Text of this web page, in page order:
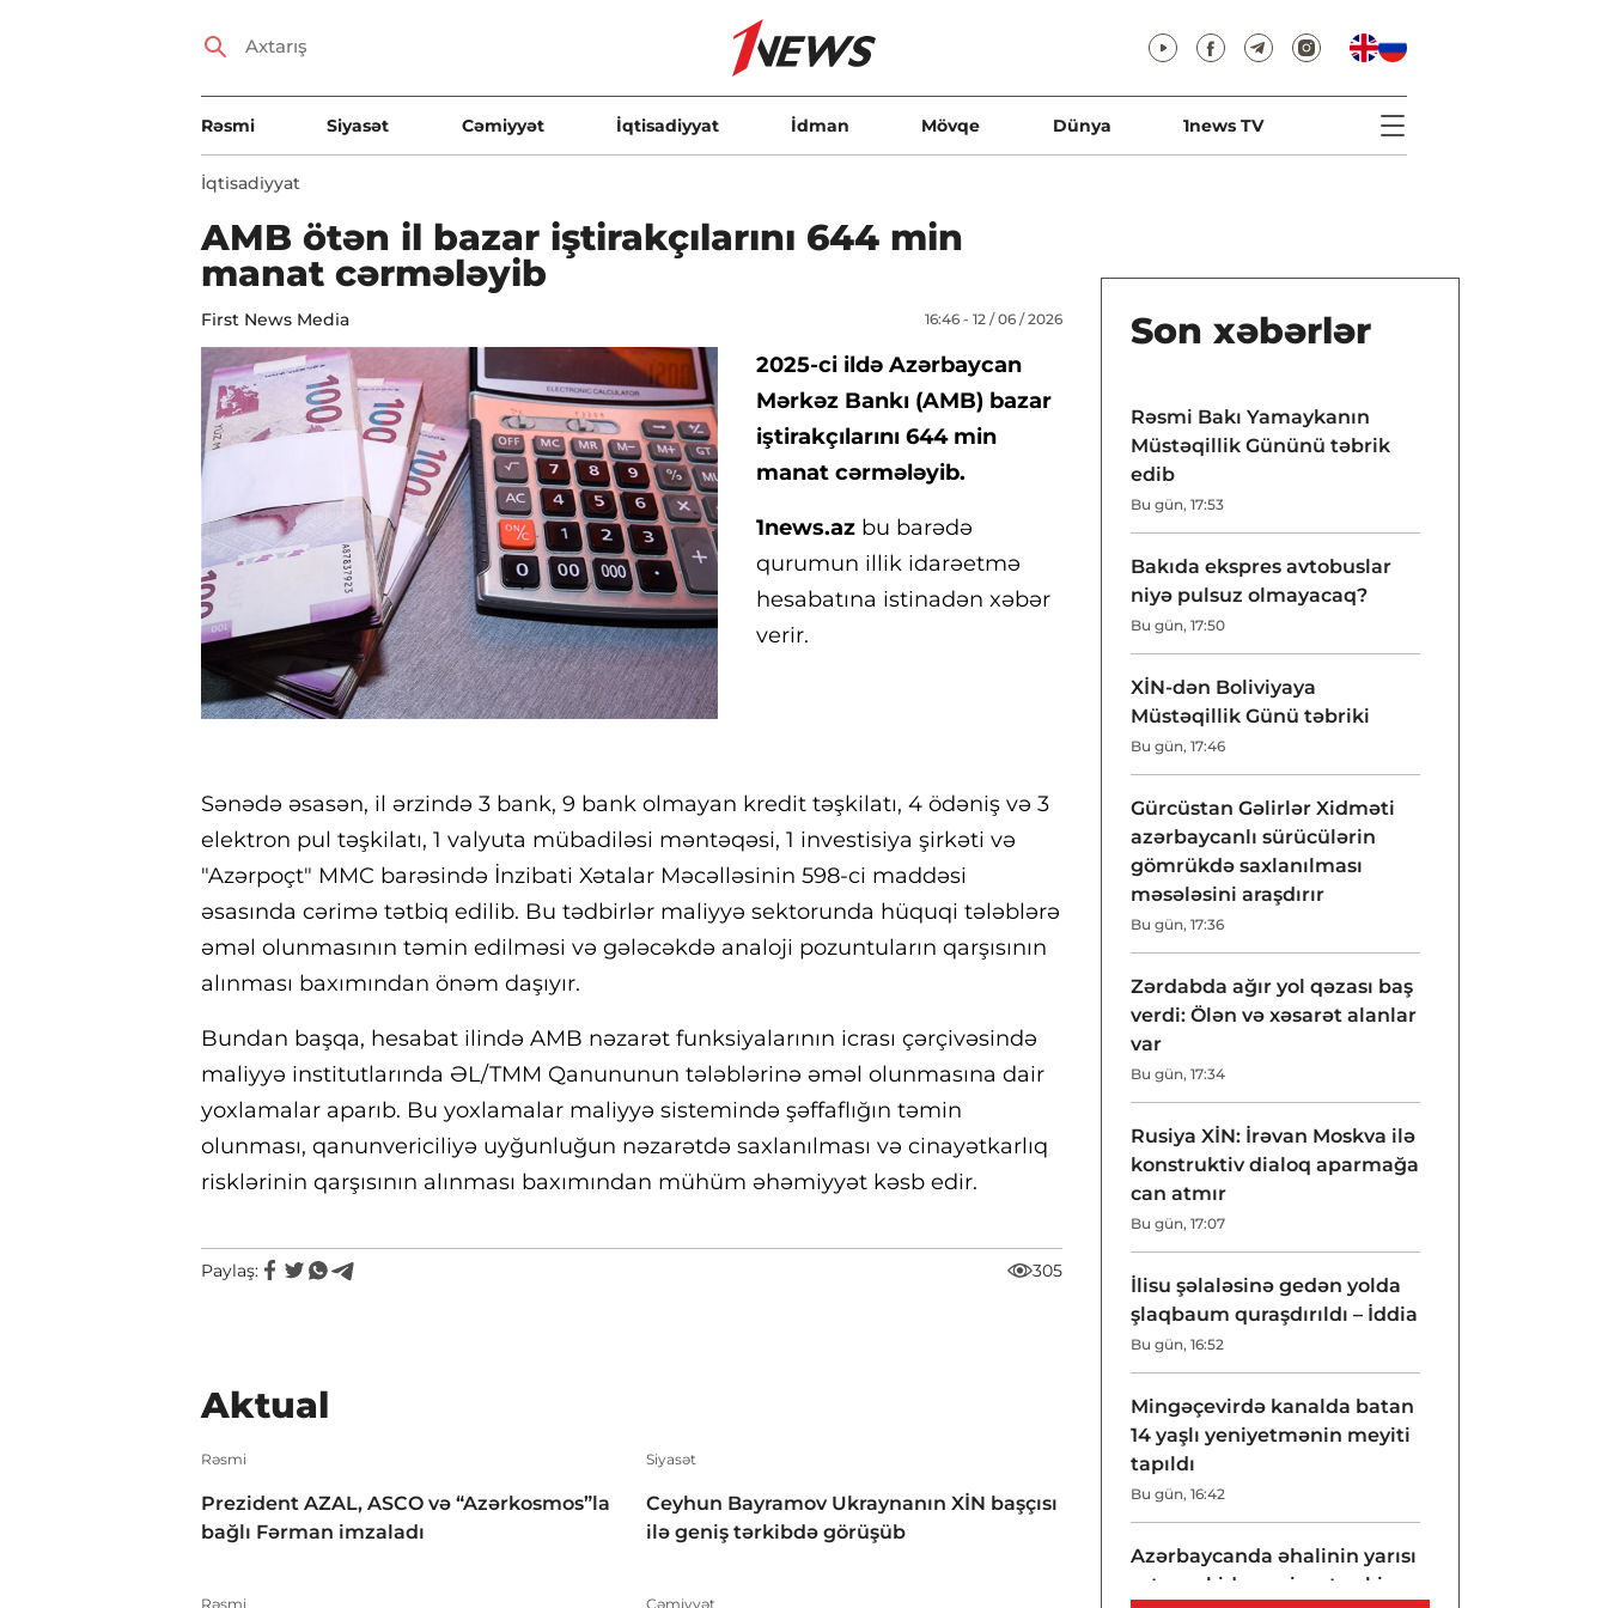
Rəsmi Siyasət Cəmiyyət İqtisadiyyat İdman Mövqe Dünya 1news TV
İqtisadiyyat
AMB ötən il bazar iştirakçılarını 644 min
manat cərmələyib
First News Media 16:46 - 12 / 06 / 2026
2025-ci ildə Azərbaycan
Mərkəz Bankı (AMB) bazar
iştirakçılarını 644 min
manat cərmələyib.
1news.az bu barədə
qurumun illik idarəetmə
hesabatına istinadən xəbər
verir.
Sənədə əsasən, il ərzində 3 bank, 9 bank olmayan kredit təşkilatı, 4 ödəniş və 3
elektron pul təşkilatı, 1 valyuta mübadiləsi məntəqəsi, 1 investisiya şirkəti və
"Azərpoçt" MMC barəsində İnzibati Xətalar Məcəlləsinin 598-ci maddəsi
əsasında cərimə tətbiq edilib. Bu tədbirlər maliyyə sektorunda hüquqi tələblərə
əməl olunmasının təmin edilməsi və gələcəkdə analoji pozuntuların qarşısının
alınması baxımından önəm daşıyır.
Bundan başqa, hesabat ilində AMB nəzarət funksiyalarının icrası çərçivəsində
maliyyə institutlarında ƏL/TMM Qanununun tələblərinə əməl olunmasına dair
yoxlamalar aparıb. Bu yoxlamalar maliyyə sistemində şəffaflığın təmin
olunması, qanunvericiliyə uyğunluğun nəzarətdə saxlanılması və cinayətkarlıq
risklərinin qarşısının alınması baxımından mühüm əhəmiyyət kəsb edir.
Paylaş: 305
Aktual
Rəsmi
Prezident AZAL, ASCO və “Azərkosmos”la
bağlı Fərman imzaladı
Siyasət
Ceyhun Bayramov Ukraynanın XİN başçısı
ilə geniş tərkibdə görüşüb
Rəsmi Cəmiyyət
Son xəbərlər
Rəsmi Bakı Yamaykanın
Müstəqillik Gününü təbrik
edib
Bu gün, 17:53
Bakıda ekspres avtobuslar
niyə pulsuz olmayacaq?
Bu gün, 17:50
XİN-dən Boliviyaya
Müstəqillik Günü təbriki
Bu gün, 17:46
Gürcüstan Gəlirlər Xidməti
azərbaycanlı sürücülərin
gömrükdə saxlanılması
məsələsini araşdırır
Bu gün, 17:36
Zərdabda ağır yol qəzası baş
verdi: Ölən və xəsarət alanlar
var
Bu gün, 17:34
Rusiya XİN: İrəvan Moskva ilə
konstruktiv dialoq aparmağa
can atmır
Bu gün, 17:07
İlisu şəlaləsinə gedən yolda
şlaqbaum quraşdırıldı – İddia
Bu gün, 16:52
Mingəçevirdə kanalda batan
14 yaşlı yeniyetmənin meyiti
tapıldı
Bu gün, 16:42
Azərbaycanda əhalinin yarısı
artıq çəkidən əziyyət çəkir